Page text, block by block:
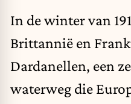
In de winter van
Brittannië en
Dardanellen, een
waterweg die